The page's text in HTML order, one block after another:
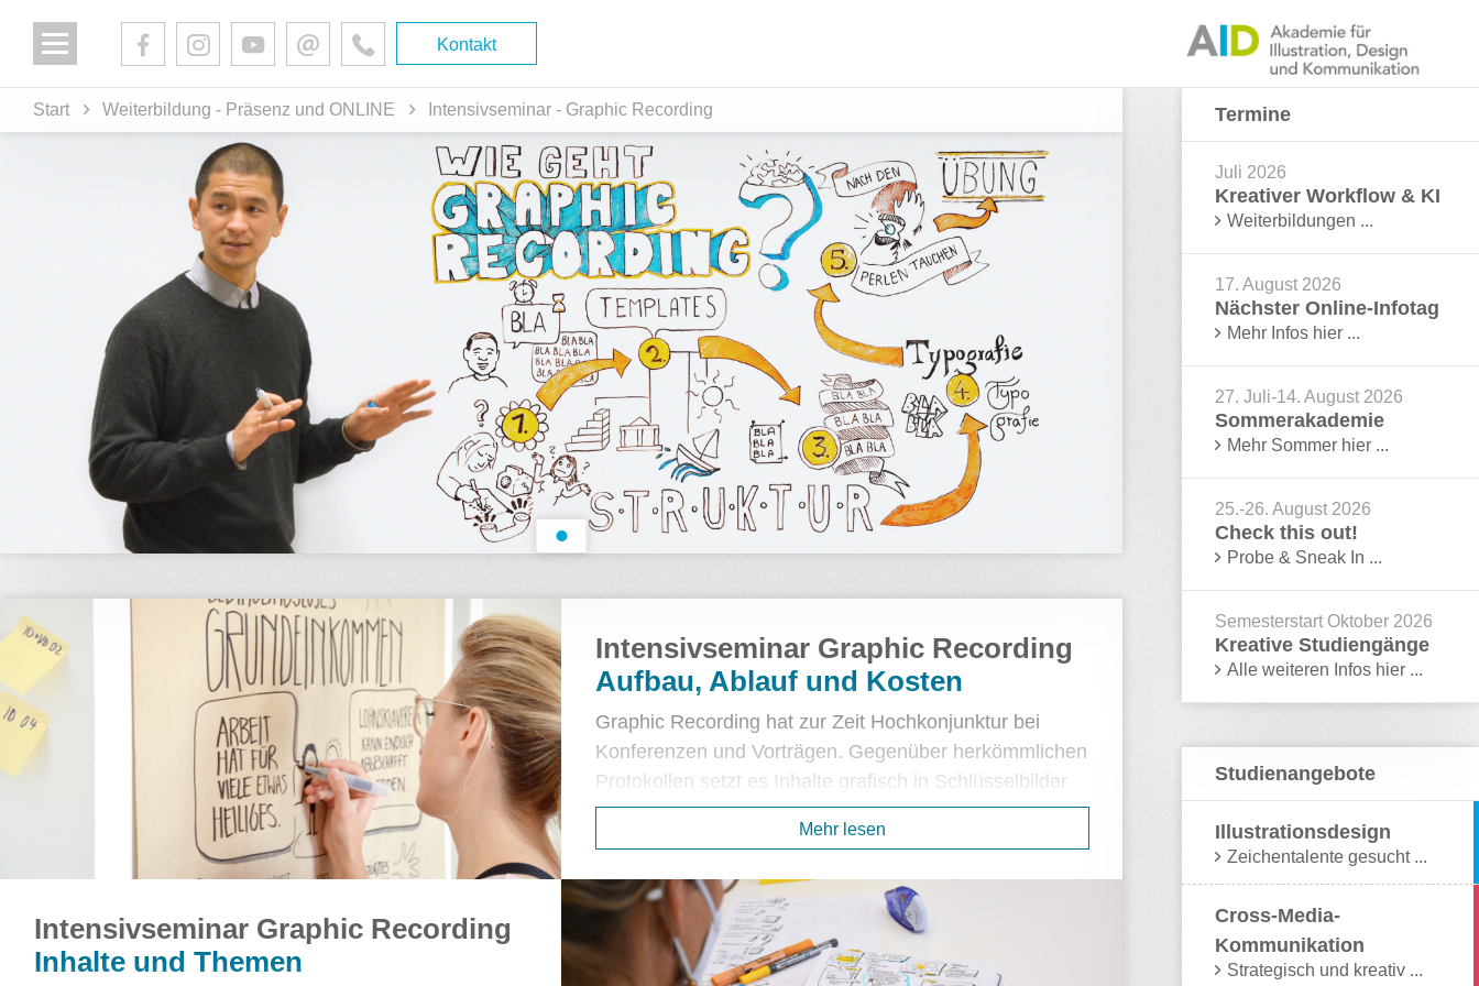
Kontakt
Start Weiterbildung - Präsenz und ONLINE Intensivseminar - Graphic Recording
Mehr lesen
Intensivseminar Graphic Recording
Aufbau, Ablauf und Kosten
Graphic Recording hat zur Zeit Hochkonjunktur bei
Konferenzen und Vorträgen. Gegenüber herkömmlichen
Protokollen setzt es Inhalte grafisch in Schlüsselbilder
um und erzeugt so unverwechselbare Gedächtnis-
Anker. Das zeitgleiche Anfertigen eines visuellen
Visualisierung von Informationen in Form von
ausdrucksstarken Bildern stellt aber selbst erfahrene
Bildermacher*innen vor große Herausforderungen.
Intensivseminar Graphic Recording
Inhalte und Themen
Termine
Juli 2026
Kreativer Workflow & KI
Weiterbildungen ...
17. August 2026
Nächster Online-Infotag
Mehr Infos hier ...
27. Juli-14. August 2026
Sommerakademie
Mehr Sommer hier ...
25.-26. August 2026
Check this out!
Probe & Sneak In ...
Semesterstart Oktober 2026
Kreative Studiengänge
Alle weiteren Infos hier ...
Studienangebote
Illustrationsdesign
Zeichentalente gesucht ...
Cross-Media-
Kommunikation
Strategisch und kreativ ...